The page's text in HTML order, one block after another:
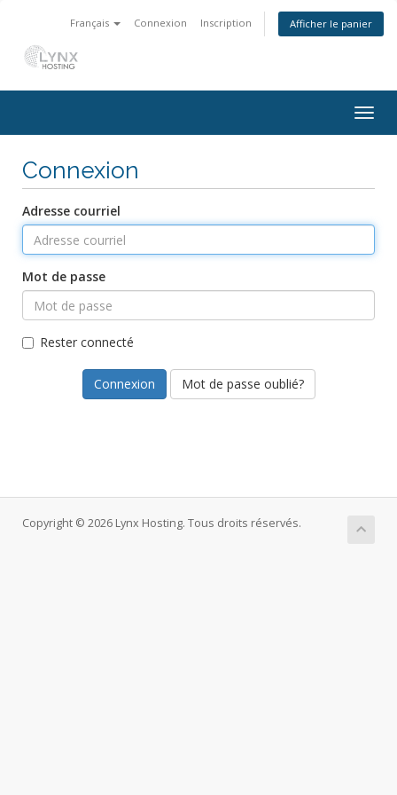
Français Connexion Inscription Afficher le panier
Connexion
Adresse courriel
Mot de passe
Rester connecté
Mot de passe oublié?
Copyright © 2026 Lynx Hosting. Tous droits réservés.